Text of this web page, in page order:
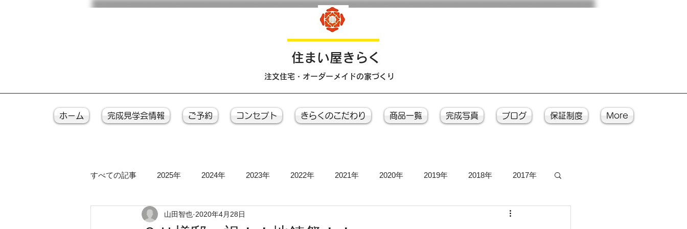
​住まい屋きらく
注文住宅・オーダーメイドの家づくり
ホーム 完成見学会情報 ご予約 コンセプト きらくのこだわり 商品一覧 完成写真 ブログ 保証制度 More
すべての記事 2025年 2024年 2023年 2022年 2021年 2020年 2019年 2018年 2017年
2015年 2014年 入魂式
山田智也 2020年4月28日